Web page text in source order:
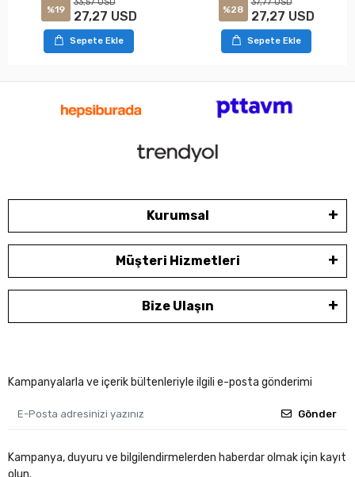
%19 27,27 USD
Sepete Ekle
%28 27,27 USD
Sepete Ekle
Kurumsal
Müşteri Hizmetleri
Bize Ulaşın
Kampanyalarla ve içerik bültenleriyle ilgili e-posta gönderimi
Gönder
Kampanya, duyuru ve bilgilendirmelerden haberdar olmak için kayıt
olun.